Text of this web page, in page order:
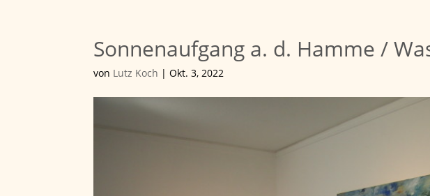
Sonnenaufgang a. d. Hamme /
von Lutz Koch |Okt. 3, 2022